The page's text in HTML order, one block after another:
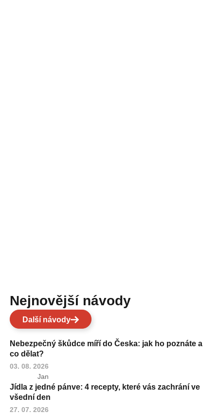
Nejnovější návody
Další návody
Nebezpečný škůdce míří do Česka: jak ho poznáte a
co dělat?
03. 08. 2026
Jan
Jídla z jedné pánve: 4 recepty, které vás zachrání ve
všední den
27. 07. 2026